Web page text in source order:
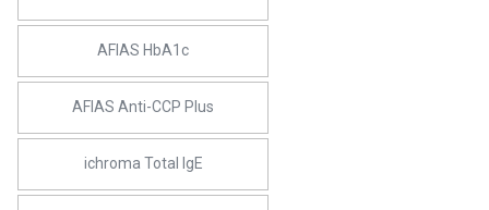
AFIAS HbA1c
AFIAS Anti-CCP Plus
ichroma Total IgE